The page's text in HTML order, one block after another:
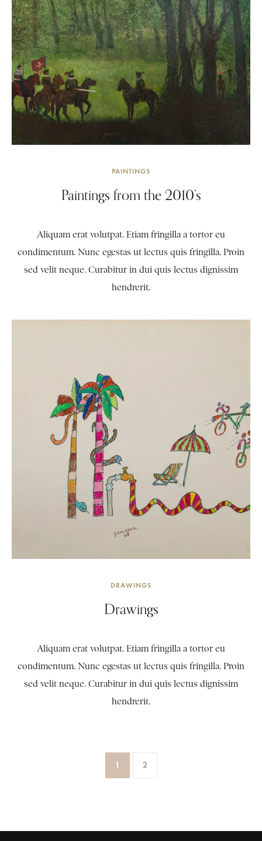
PAINTINGS
Paintings from the 2010’s
Aliquam erat volutpat. Etiam fringilla a tortor eu
condimentum. Nunc egestas ut lectus quis fringilla. Proin
sed velit neque. Curabitur in dui quis lectus dignissim
hendrerit.
DRAWINGS
Drawings
Aliquam erat volutpat. Etiam fringilla a tortor eu
condimentum. Nunc egestas ut lectus quis fringilla. Proin
sed velit neque. Curabitur in dui quis lectus dignissim
hendrerit.
1 2